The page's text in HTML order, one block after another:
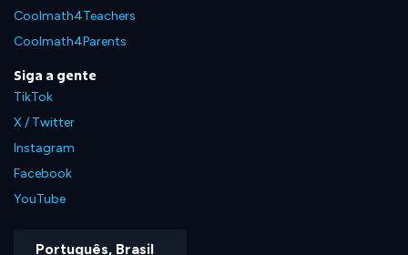
Coolmath4Teachers
Coolmath4Parents
Siga a gente
TikTok
X / Twitter
Instagram
Facebook
YouTube
Português, Brasil